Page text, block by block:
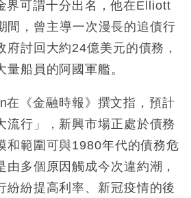
元計價出口增近24%勝預期 貿易順
三度入市撐日圓 4月單日斥6.28萬億
美伊戰事快結束 承認部分彈藥庫存緊
自救後再出手 斥4億美元押注未上市公
界可謂十分出名，他在Elliott
間，曾主導一次漫長的追債行
府討回大約24億美元的債務，
船員的阿國軍艦。
在《金融時報》撰文指，預計
流行」，新興市場正處於債務
和範圍可與1980年代的債務危
多個原因觸成今次違約潮，
紛紛提高利率、新冠疫情的後